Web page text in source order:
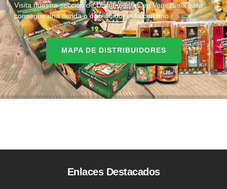
Visita nuestra sección de Distribuidores en Venezuela para
conseguir una tienda o distribuidor más cercano
MAPA DE DISTRIBUIDORES
Enlaces Destacados